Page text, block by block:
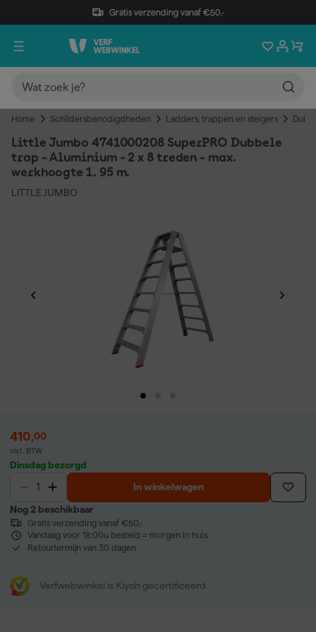
Gratis verzending vanaf €50,-
Home Schildersbenodigdheden Ladders, trappen en steigers
Little Jumbo 4741000208 SuperPRO Dubbele
trap - Aluminium - 2 x 8 treden - max.
werkhoogte 1. 95 m.
LITTLE JUMBO
410,00
incl. BTW
Dinsdag bezorgd
In winkelwagen
Nog 2 beschikbaar
Gratis verzending vanaf €50,-
Vandaag voor 18:00u besteld = morgen in huis
Retourtermijn van 30 dagen
Verfwebwinkel is Kiyoh gecertificeerd